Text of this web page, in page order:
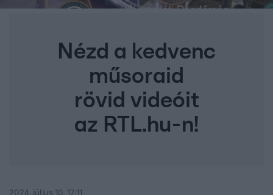
Nézd a kedvenc
műsoraid
rövid videóit
az RTL.hu-n!
2024. július 10. 17:11